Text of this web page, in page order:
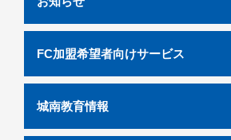
FC加盟希望者向けサービス
城南教育情報